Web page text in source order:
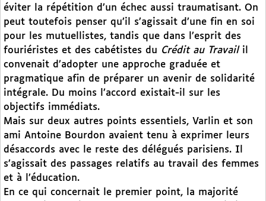
éviter la répétition d’un échec aussi traumatisant. On
peut toutefois penser qu’il s’agissait d’une fin en soi
pour les mutuellistes, tandis que dans l’esprit des
fouriéristes et des cabétistes du Crédit au Travailil
convenait d’adopter une approche graduée et
pragmatique afin de préparer un avenir de solidarité
intégrale. Du moins l’accord existait-il sur les
objectifs immédiats.
Mais sur deux autres points essentiels, Varlin et son
ami Antoine Bourdon avaient tenu à exprimer leurs
désaccords avec le reste des délégués parisiens. Il
s’agissait des passages relatifs au travail des femmes
et à l’éducation.
En ce qui concernait le premier point, la majorité